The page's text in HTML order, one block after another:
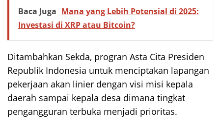
Baca Juga Mana yang Lebih Potensial di 2025:
Investasi di XRP atau Bitcoin?
Ditambahkan Sekda, progran Asta Cita Presiden
Republik Indonesia untuk menciptakan lapangan
pekerjaan akan linier dengan visi misi kepala
daerah sampai kepala desa dimana tingkat
pengangguran terbuka menjadi prioritas.